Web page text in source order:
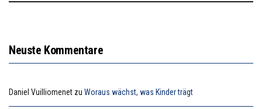
Neuste Kommentare
Daniel Vuilliomenet zu Woraus wächst, was Kinder trägt